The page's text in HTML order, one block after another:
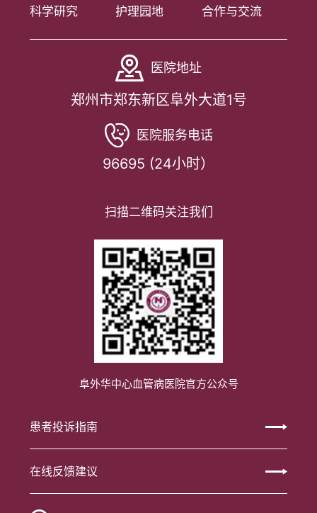
科学研究
护理园地 合作与交流
医院地址
郑州市郑东新区阜外大道1号
医院服务电话
96695 (24小时）
扫描二维码关注我们
阜外华中心血管病医院官方公众号
患者投诉指南
在线反馈建议